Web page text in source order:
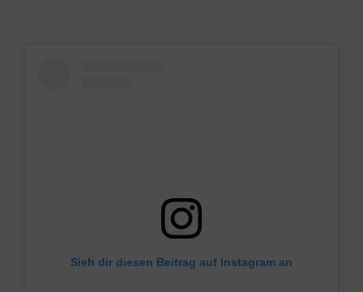
Sieh dir diesen Beitrag auf Instagram an